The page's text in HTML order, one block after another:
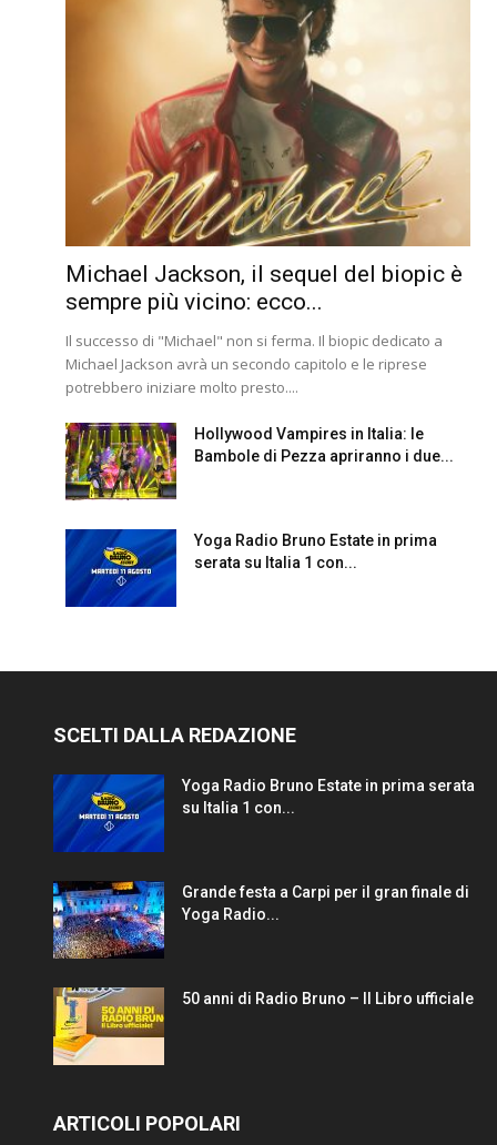
Michael Jackson, il sequel del biopic è
sempre più vicino: ecco...
Il successo di "Michael" non si ferma. Il biopic dedicato a
Michael Jackson avrà un secondo capitolo e le riprese
potrebbero iniziare molto presto....
Hollywood Vampires in Italia: le
Bambole di Pezza apriranno i due...
Yoga Radio Bruno Estate in prima
serata su Italia 1 con...
SCELTI DALLA REDAZIONE
Yoga Radio Bruno Estate in prima serata
su Italia 1 con...
Grande festa a Carpi per il gran finale di
Yoga Radio...
50 anni di Radio Bruno – Il Libro ufficiale
ARTICOLI POPOLARI